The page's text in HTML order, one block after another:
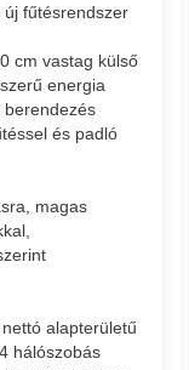
új fűtésrendszer
cm vastag külső
energia
berendezés
és padló
magas
alapterületű
hálószobás